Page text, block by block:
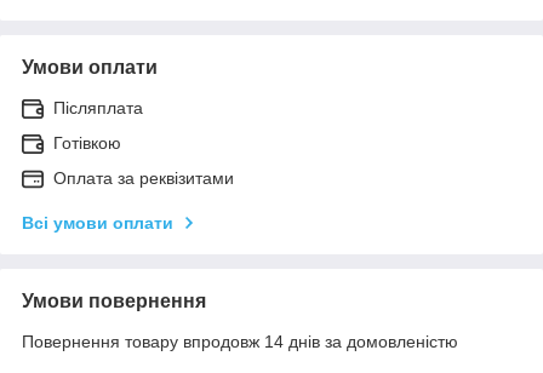
Умови оплати
Післяплата
Готівкою
Оплата за реквізитами
Всі умови оплати
Умови повернення
Повернення товару впродовж 14 днів за домовленістю